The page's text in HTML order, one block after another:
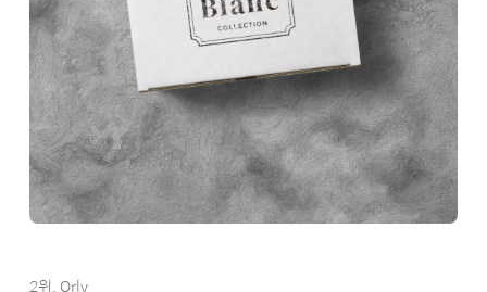
2위. Orly